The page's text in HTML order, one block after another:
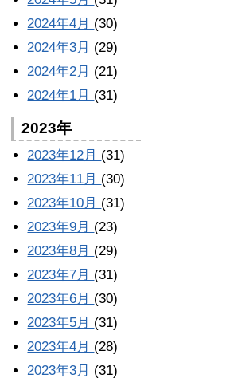
2024年4月 (30)
2024年3月 (29)
2024年2月 (21)
2024年1月 (31)
2023年
2023年12月 (31)
2023年11月 (30)
2023年10月 (31)
2023年9月 (23)
2023年8月 (29)
2023年7月 (31)
2023年6月 (30)
2023年5月 (31)
2023年4月 (28)
2023年3月 (31)